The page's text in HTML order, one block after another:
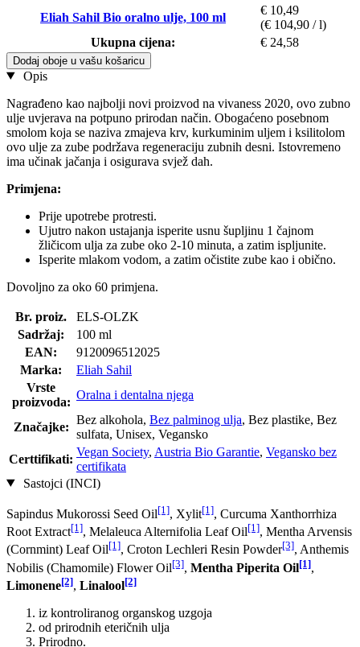
Eliah Sahil Bio oralno ulje, 100 ml
€ 10,49
(€ 104,90 / l)
Ukupna cijena:
€ 24,58
Dodaj oboje u vašu košaricu
Opis
Nagrađeno kao najbolji novi proizvod na vivaness 2020, ovo zubno
ulje uvjerava na potpuno prirodan način. Obogaćeno posebnom
smolom koja se naziva zmajeva krv, kurkuminim uljem i ksilitolom
ovo ulje za zube podržava regeneraciju zubnih desni. Istovremeno
ima učinak jačanja i osigurava svjež dah.
Primjena:
Prije upotrebe protresti.
Ujutro nakon ustajanja isperite usnu šupljinu 1 čajnom
žličicom ulja za zube oko 2-10 minuta, a zatim ispljunite.
Isperite mlakom vodom, a zatim očistite zube kao i obično.
Dovoljno za oko 60 primjena.
Br. proiz.
ELS-OLZK
Sadržaj:
100 ml
EAN:
9120096512025
Marka:
Eliah Sahil
Vrste
proizvoda:
Oralna i dentalna njega
Značajke:
Bez alkohola, Bez palminog ulja, Bez plastike, Bez
sulfata, Unisex, Vegansko
Certtifikati:
Vegan Society, Austria Bio Garantie, Vegansko bez
certifikata
Sastojci (INCI)
Sapindus Mukorossi Seed Oil[1], Xylit[1], Curcuma Xanthorrhiza
Root Extract[1], Melaleuca Alternifolia Leaf Oil[1], Mentha Arvensis
(Cornmint) Leaf Oil[1], Croton Lechleri Resin Powder[3], Anthemis
Nobilis (Chamomile) Flower Oil[3], Mentha Piperita Oil[1],
Limonene[2], Linalool[2]
iz kontroliranog organskog uzgoja
od prirodnih eteričnih ulja
Prirodno.